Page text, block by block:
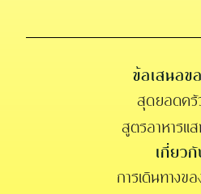
ข้อเสนอขอ
สุดยอดครั
สูตรอาหารแ
เกี่ยว
การเดินทางขอ